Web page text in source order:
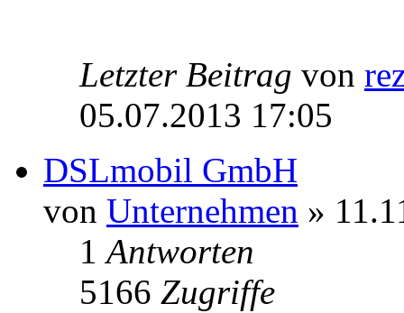
Letzter Beitrag von
05.07.2013 17:05
DSLmobil GmbH
von Unternehmen »
1Antworten
5166 Zugriffe